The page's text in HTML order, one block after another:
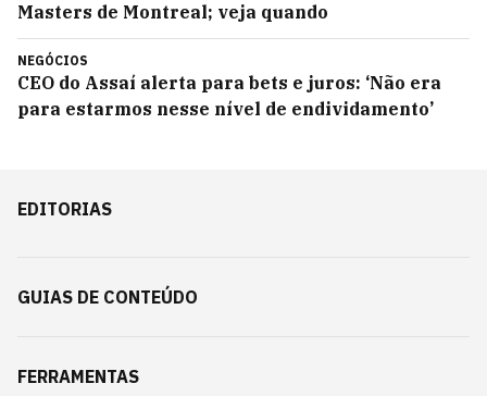
Masters de Montreal; veja quando
NEGÓCIOS
CEO do Assaí alerta para bets e juros: ‘Não era
para estarmos nesse nível de endividamento’
EDITORIAS
GUIAS DE CONTEÚDO
FERRAMENTAS